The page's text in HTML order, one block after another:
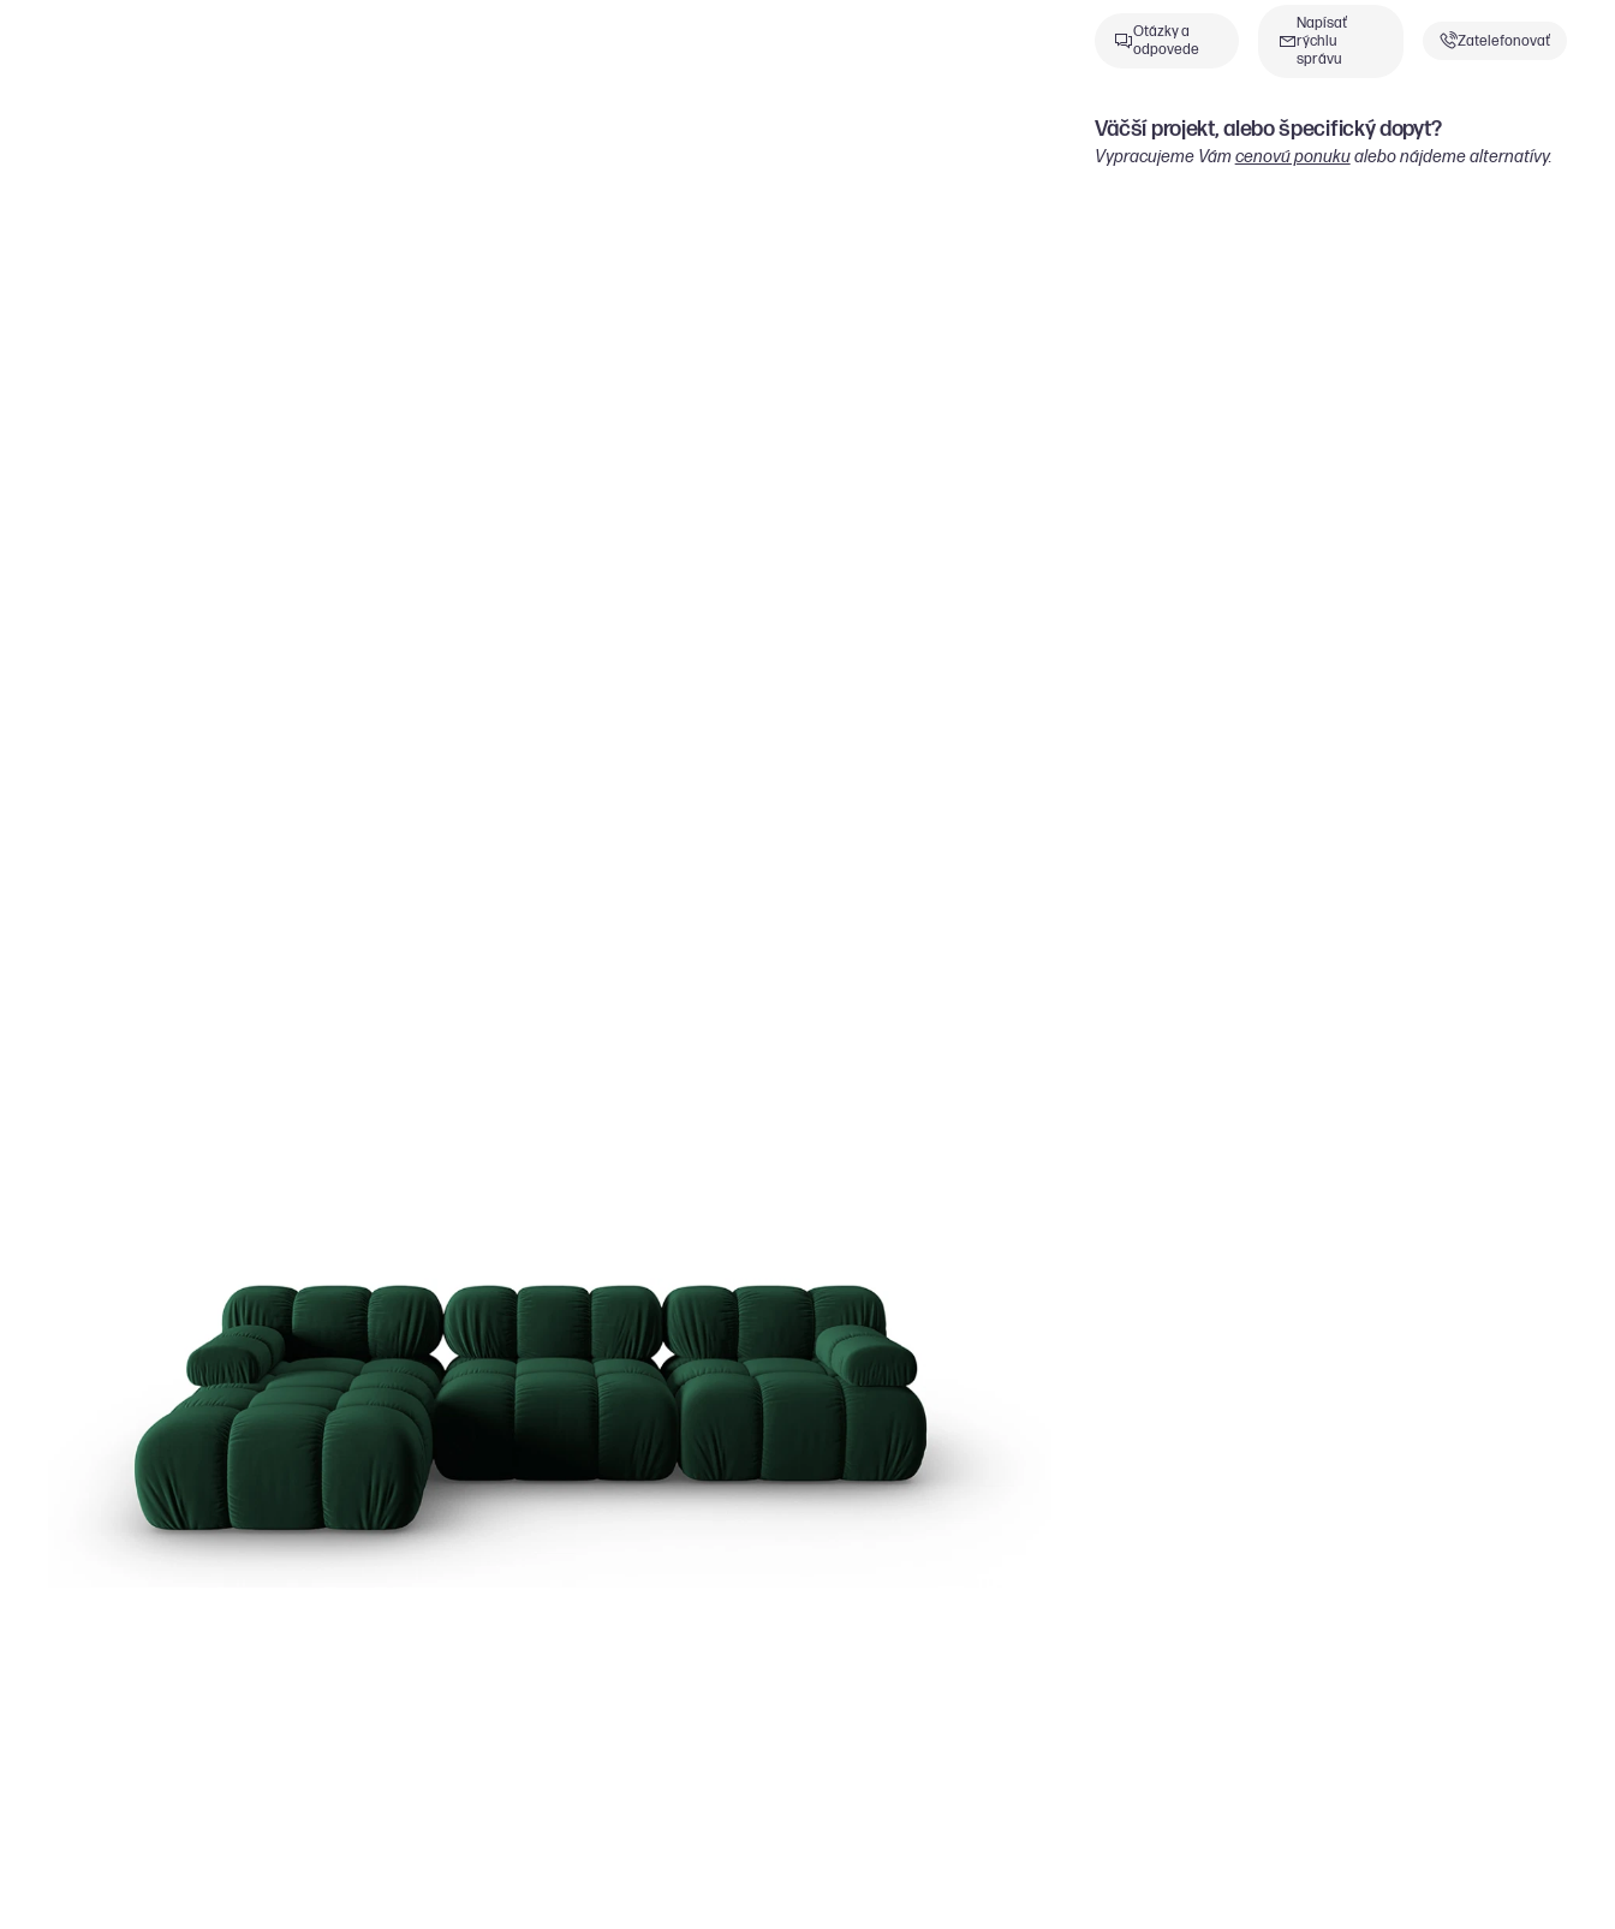
Otázky a
odpovede
Napísať
rýchlu
správu
Zatelefonovať
Väčší projekt, alebo špecifický dopyt?
Vypracujeme Vámcenovú ponukualebo nájdeme alternatívy.